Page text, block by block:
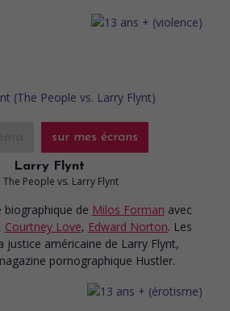
sur mes écrans
Larry Flynt
The People vs. Larry Flynt
biographique de Milos Forman avec
, Courtney Love, Edward Norton. Les
justice américaine de Larry Flynt,
pornographique Hustler.